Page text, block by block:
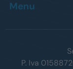
Menu
P. Iva